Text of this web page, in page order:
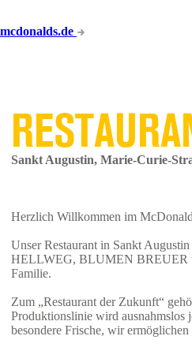
mcdonalds.de
Sankt Augustin, Marie-Curie-
Herzlich Willkommen im
Unser Restaurant in Sankt
HELLWEG, BLUMEN BREUER
Familie.
Zum „Restaurant der Zukunft“
Produktionslinie wird ausnahmslos
besondere Frische, wir